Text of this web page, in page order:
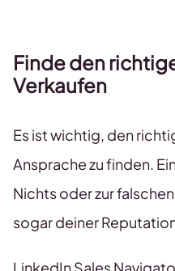
Finde den
Verkaufen
Es ist wichtig, den
Ansprache zu finden.
Nichts oder zur
sogar deiner
LinkedIn Sales